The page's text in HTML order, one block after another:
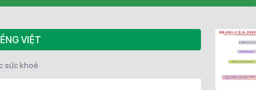
VIỆT
sức khoẻ